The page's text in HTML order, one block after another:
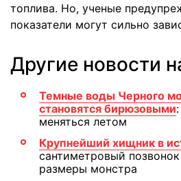
топлива. Но, ученые
показатели могут сильно
Другие новости
Темные воды Черного
становятся бирюзовыми
меняться летом
Крупнейший хищник в
сантиметровый
размеры монстра